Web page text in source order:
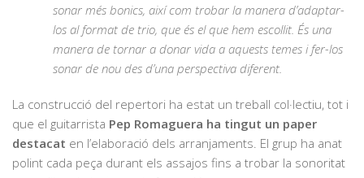
sonar més bonics, així com trobar la manera d’adaptar-
los al format de trio, que és el que hem escollit. És una
manera de tornar a donar vida a aquests temes i fer-los
sonar de nou des d’una perspectiva diferent.
La construcció del repertori ha estat un treball col·lectiu, tot i
que el guitarrista Pep Romaguera ha tingut un paper
destacat en l’elaboració dels arranjaments. El grup ha anat
polint cada peça durant els assajos fins a trobar la sonoritat